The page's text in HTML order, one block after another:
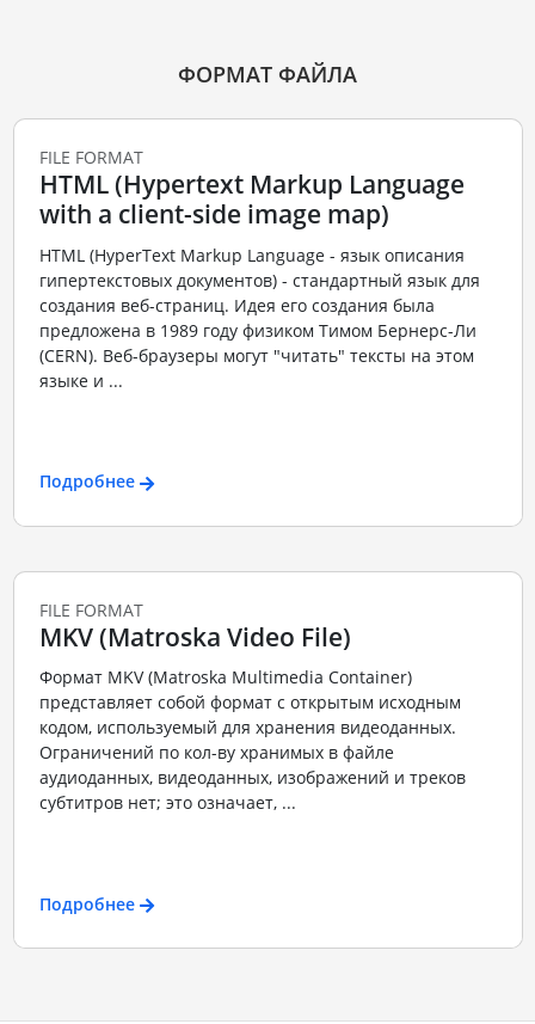
ФОРМАТ ФАЙЛА
FILE FORMAT
HTML (Hypertext Markup Language
with a client-side image map)
HTML (HyperText Markup Language - язык описания
гипертекстовых документов) - стандартный язык для
создания веб-страниц. Идея его создания была
предложена в 1989 году физиком Тимом Бернерс-Ли
(CERN). Веб-браузеры могут "читать" тексты на этом
языке и ...
Подробнее
FILE FORMAT
MKV (Matroska Video File)
Формат MKV (Matroska Multimedia Container)
представляет собой формат с открытым исходным
кодом, используемый для хранения видеоданных.
Ограничений по кол-ву хранимых в файле
аудиоданных, видеоданных, изображений и треков
субтитров нет; это означает, ...
Подробнее